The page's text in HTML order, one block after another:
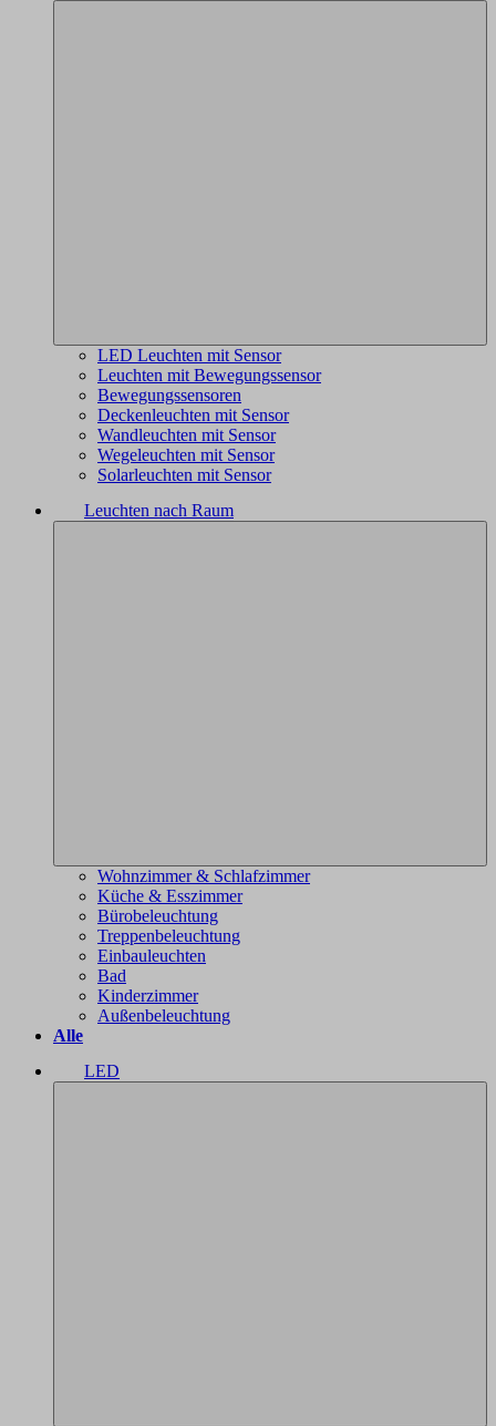
LED Leuchten mit Sensor
Leuchten mit Bewegungssensor
Bewegungssensoren
Deckenleuchten mit Sensor
Wandleuchten mit Sensor
Wegeleuchten mit Sensor
Solarleuchten mit Sensor
Leuchten nach Raum
Wohnzimmer & Schlafzimmer
Küche & Esszimmer
Bürobeleuchtung
Treppenbeleuchtung
Einbauleuchten
Bad
Kinderzimmer
Außenbeleuchtung
Alle
LED